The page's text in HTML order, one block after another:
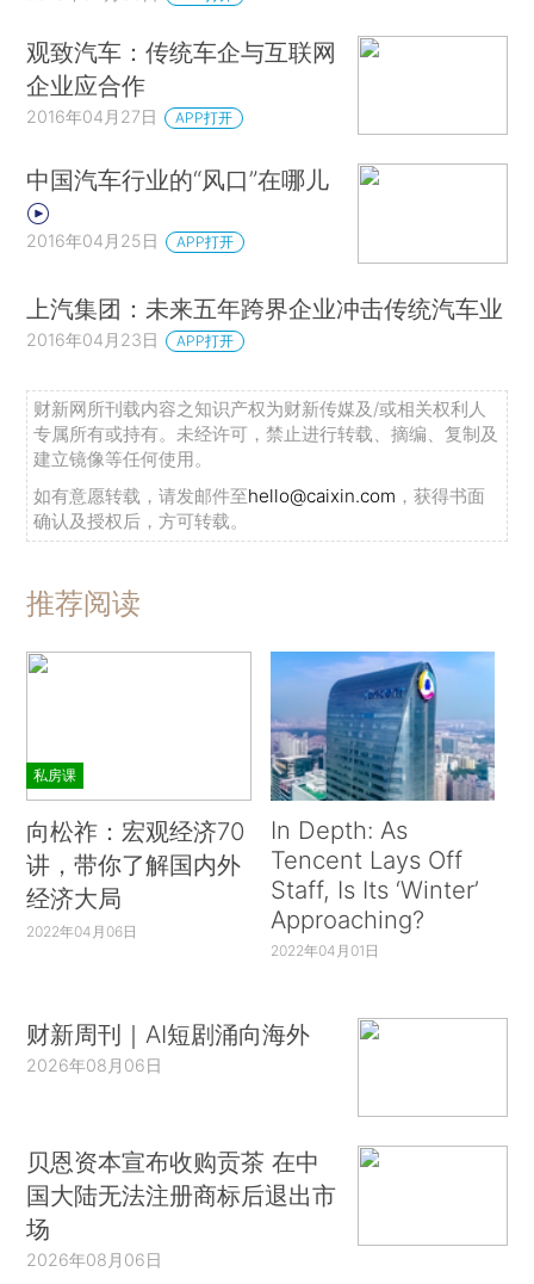
观致汽车：传统车企与互联网
企业应合作
2016年04月27日 APP打开
中国汽车行业的“风口”在哪儿
2016年04月25日 APP打开
上汽集团：未来五年跨界企业冲击传统汽车业
2016年04月23日 APP打开
财新网所刊载内容之知识产权为财新传媒及/或相关权利人
专属所有或持有。未经许可，禁止进行转载、摘编、复制及
建立镜像等任何使用。
如有意愿转载，请发邮件至hello@caixin.com ，获得书面
确认及授权后，方可转载。
推荐阅读
私房课
向松祚：宏观经济70
讲，带你了解国内外
经济大局
2022年04月06日
In Depth: As
Tencent Lays Off
Staff, Is Its ‘Winter’
Approaching?
2022年04月01日
财新周刊｜AI短剧涌向海外
2026年08月06日
贝恩资本宣布收购贡茶 在中
国大陆无法注册商标后退出市
场
2026年08月06日